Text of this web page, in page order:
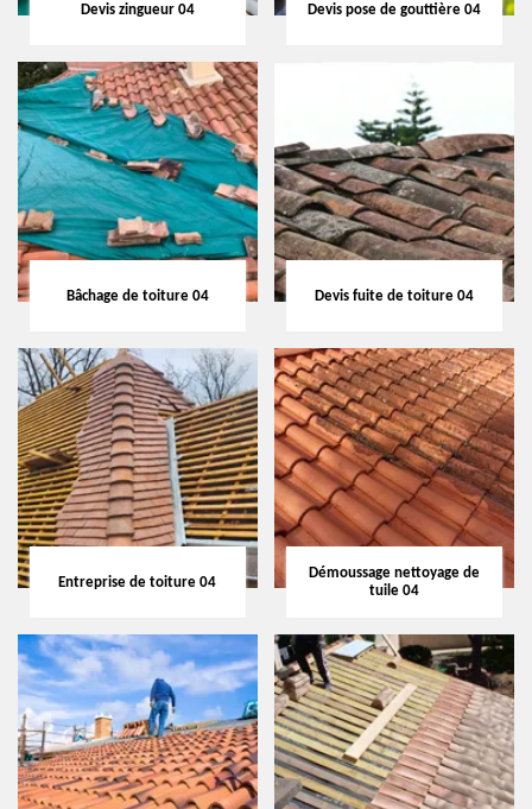
Devis zingueur 04 Devis pose de gouttière 04
Bâchage de toiture 04 Devis fuite de toiture 04
Entreprise de toiture 04
Démoussage nettoyage de
tuile 04